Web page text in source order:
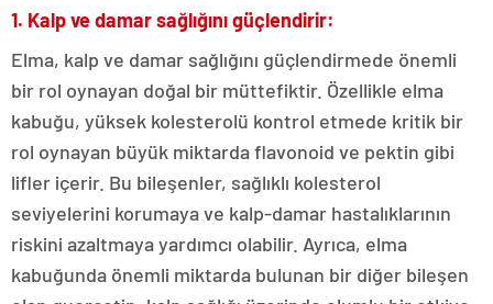
1. Kalp ve damar sağlığını güçlendirir:
Elma, kalp ve damar sağlığını güçlendirmede önemli
bir rol oynayan doğal bir müttefiktir. Özellikle elma
kabuğu, yüksek kolesterolü kontrol etmede kritik bir
rol oynayan büyük miktarda flavonoid ve pektin gibi
lifler içerir. Bu bileşenler, sağlıklı kolesterol
seviyelerini korumaya ve kalp-damar hastalıklarının
riskini azaltmaya yardımcı olabilir. Ayrıca, elma
kabuğunda önemli miktarda bulunan bir diğer bileşen